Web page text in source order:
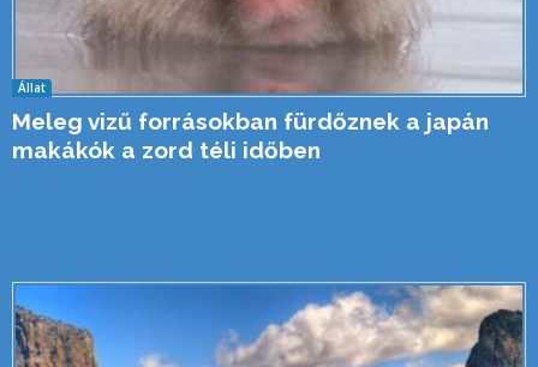
Állat
Meleg vizű forrásokban fürdőznek a japán
makákók a zord téli időben